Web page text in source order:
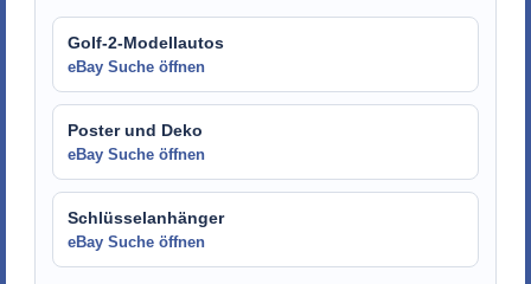
Golf-2-Modellautos
eBay Suche öffnen
Poster und Deko
eBay Suche öffnen
Schlüsselanhänger
eBay Suche öffnen